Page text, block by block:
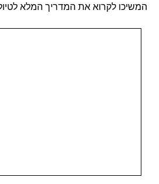
המשיכו לקרוא את המדריך המלא